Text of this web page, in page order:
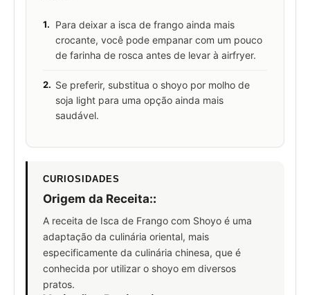
1.
Para deixar a isca de frango ainda mais
crocante, você pode empanar com um pouco
de farinha de rosca antes de levar à airfryer.
2. Se preferir, substitua o shoyo por molho de
soja light para uma opção ainda mais
saudável.
CURIOSIDADES
Origem da Receita::
A receita de Isca de Frango com Shoyo é uma
adaptação da culinária oriental, mais
especificamente da culinária chinesa, que é
conhecida por utilizar o shoyo em diversos
pratos.